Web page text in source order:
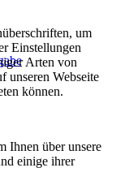
um
Einstellungen
Arten von
unseren Webseite
können.
Ihnen über unsere
einige ihrer